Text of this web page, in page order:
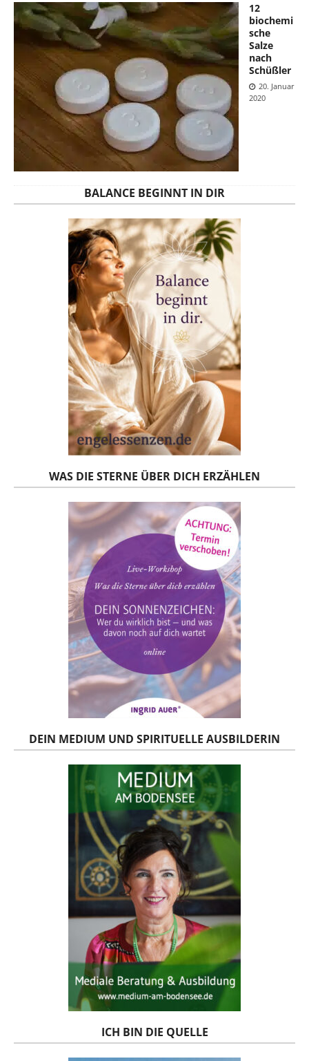
12
biochemi
sche
Salze
nach
Schüßler
20. Januar
2020
BALANCE BEGINNT IN DIR
WAS DIE STERNE ÜBER DICH ERZÄHLEN
DEIN MEDIUM UND SPIRITUELLE AUSBILDERIN
ICH BIN DIE QUELLE